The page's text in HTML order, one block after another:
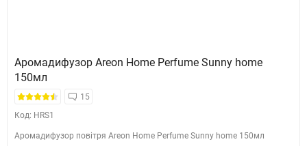
Аромадифузор Areon Home Perfume Sunny home
150мл
15
Код: HRS1
Аромадифузор повітря Areon Home Perfume Sunny home 150мл